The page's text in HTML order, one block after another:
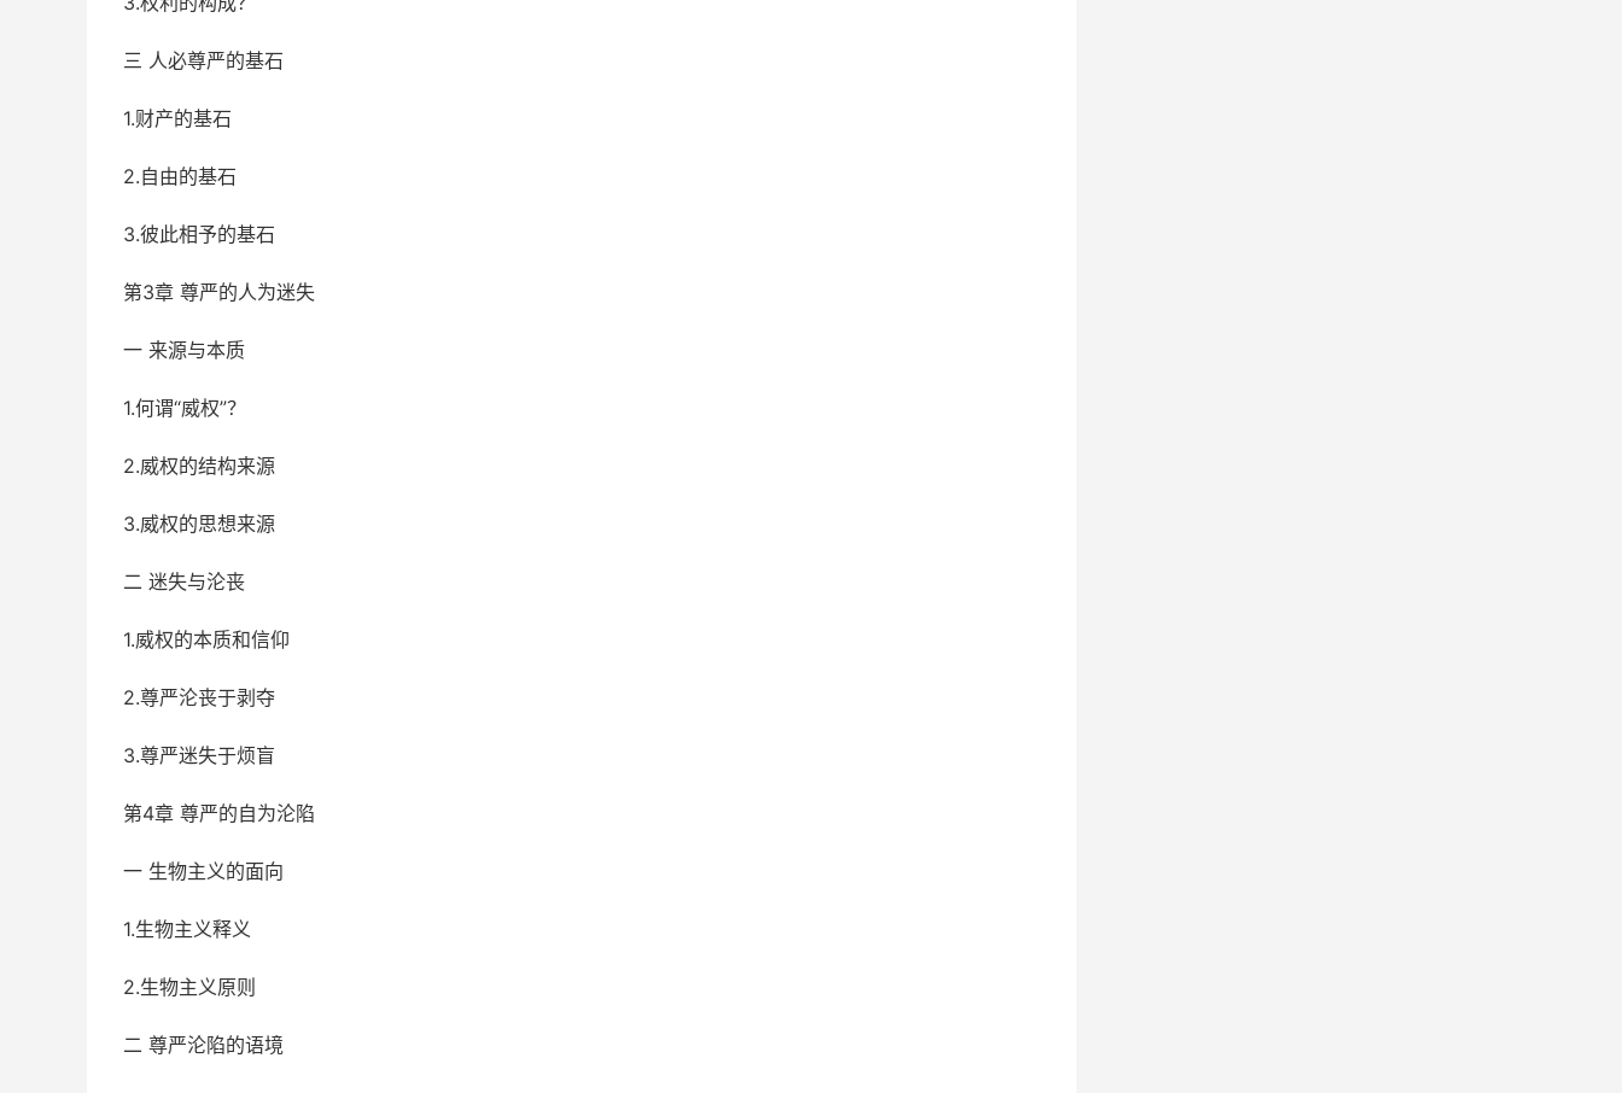
三 人必尊严的基石
1.财产的基石
2.自由的基石
3.彼此相予的基石
第3章 尊严的人为迷失
一 来源与本质
1.何谓“威权”？
2.威权的结构来源
3.威权的思想来源
二 迷失与沦丧
1.威权的本质和信仰
2.尊严沦丧于剥夺
3.尊严迷失于烦盲
第4章 尊严的自为沦陷
一 生物主义的面向
1.生物主义释义
2.生物主义原则
二 尊严沦陷的语境